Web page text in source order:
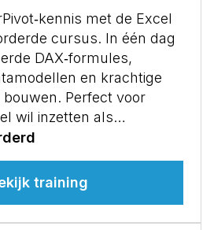
met de Excel
cursus. In één dag
DAX‑formules,
en krachtige
bouwen. Perfect voor
wil inzetten als…
training